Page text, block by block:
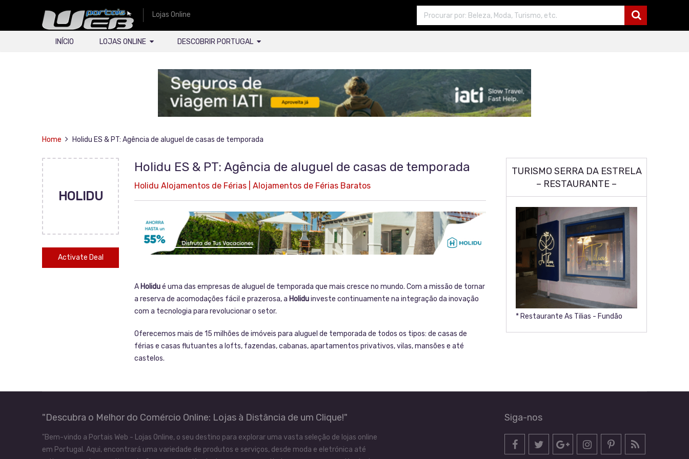
Lojas Online
INÍCIO LOJAS ONLINE DESCOBRIR PORTUGAL
Home Holidu ES & PT: Agência de aluguel de casas de temporada
HOLIDU
Activate Deal
Holidu ES & PT: Agência de aluguel de casas de temporada
Holidu Alojamentos de Férias | Alojamentos de Férias Baratos
A Holidué uma das empresas de aluguel de temporada que mais cresce no mundo. Com a missão de tornar
a reserva de acomodações fácil e prazerosa, a Holiduinveste continuamente na integração da inovação
com a tecnologia para revolucionar o setor.
Oferecemos mais de 15 milhões de imóveis para aluguel de temporada de todos os tipos: de casas de
férias e casas flutuantes a lofts, fazendas, cabanas, apartamentos privativos, vilas, mansões e até
castelos.
TURISMO SERRA DA ESTRELA
– RESTAURANTE –
* Restaurante As Tilias - Fundão
"Descubra o Melhor do Comércio Online: Lojas à Distância de um Clique!"
"Bem-vindo a Portais Web - Lojas Online, o seu destino para explorar uma vasta seleção de lojas online
em Portugal. Aqui, encontrará uma variedade de produtos e serviços, desde moda e eletrónica até
Siga-nos